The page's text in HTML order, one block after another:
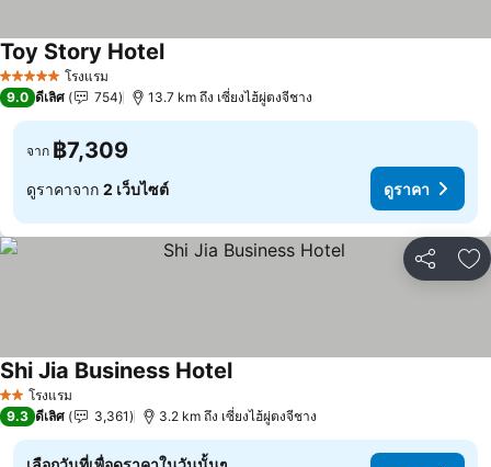
5 ดาว โรงแรม
Toy Story Hotel
9.0 ดีเลิศ 754 13.7 km ถึง เซี่ยงไฮ้ผู่ตงจีชาง
จาก ฿7,309
ดูราคาจาก 2 เว็บไซต์ ดูราคา
แชร์ เ
2 ดาวโรงแรม
Shi Jia Business Hotel
9.3 ดีเลิศ 3,361 3.2 km ถึง เซี่ยงไฮ้ผู่ตงจีชาง